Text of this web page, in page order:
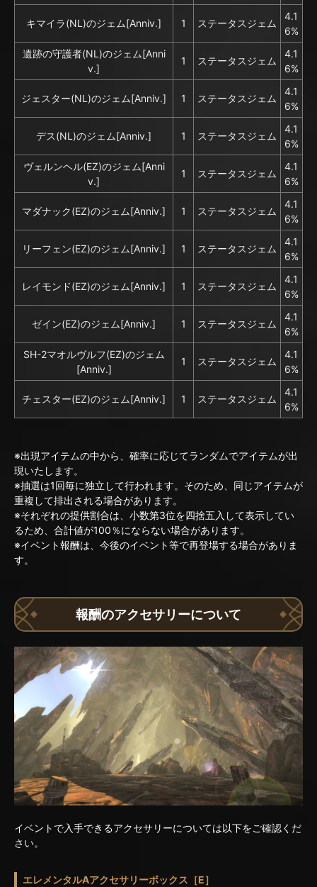
キマイラ(NL)のジェム[Anniv.] 1 ステータスジェム
4.1
6%
遺跡の守護者(NL)のジェム[Anni
v.]
1 ステータスジェム
4.1
6%
ジェスター(NL)のジェム[Anniv.] 1 ステータスジェム
4.1
6%
デス(NL)のジェム[Anniv.] 1 ステータスジェム
4.1
6%
ヴェルンヘル(EZ)のジェム[Anni
v.]
1 ステータスジェム
4.1
6%
マダナック(EZ)のジェム[Anniv.] 1 ステータスジェム
4.1
6%
リーフェン(EZ)のジェム[Anniv.] 1 ステータスジェム
4.1
6%
レイモンド(EZ)のジェム[Anniv.] 1 ステータスジェム
4.1
6%
ゼイン(EZ)のジェム[Anniv.] 1 ステータスジェム
4.1
6%
SH-2マオルヴルフ(EZ)のジェム
[Anniv.]
1 ステータスジェム
4.1
6%
チェスター(EZ)のジェム[Anniv.] 1 ステータスジェム
4.1
6%
※出現アイテムの中から、確率に応じてランダムでアイテムが出
現いたします。
※抽選は1回毎に独立して行われます。そのため、同じアイテムが
重複して排出される場合があります。
※それぞれの提供割合は、小数第3位を四捨五入して表示してい
るため、合計値が100％にならない場合があります。
※イベント報酬は、今後のイベント等で再登場する場合がありま
す。
報酬のアクセサリーについて
イベントで入手できるアクセサリーについては以下をご確認くだ
さい。
エレメンタルAアクセサリーボックス［E］